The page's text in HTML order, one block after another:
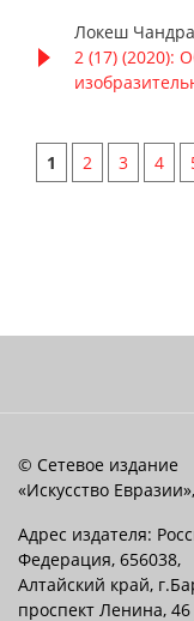
Локеш
2 (17) (2020):
1 2 3 4
© Сетевое издание
«Искусство
Адрес издателя:
Федерация, 656038,
Алтайский край,
проспект Ленина, 46